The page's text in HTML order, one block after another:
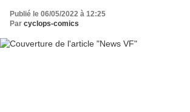
Publié le 06/05/2022 à 12:25
Par cyclops-comics